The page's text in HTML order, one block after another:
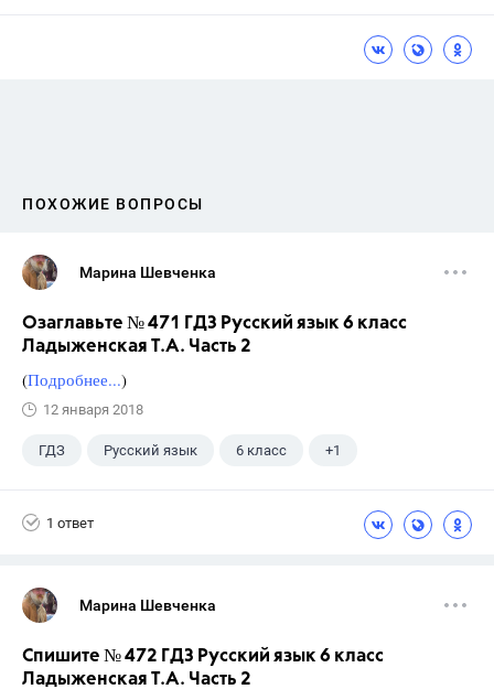
ПОХОЖИЕ ВОПРОСЫ
Марина Шевченка
Озаглавьте № 471 ГДЗ Русский язык 6 класс
Ладыженская Т.А. Часть 2
(Подробнее...)
12 января 2018
ГДЗ Русский язык 6 класс +1
1 ответ
Марина Шевченка
Спишите № 472 ГДЗ Русский язык 6 класс
Ладыженская Т.А. Часть 2